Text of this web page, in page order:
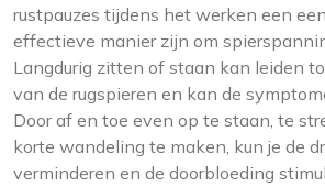
rustpauzes tijdens het werken een
effectieve manier zijn om
Langdurig zitten of staan kan leiden
van de rugspieren en kan de
Door af en toe even op te staan, te
korte wandeling te maken, kun je de
verminderen en de doorbloeding